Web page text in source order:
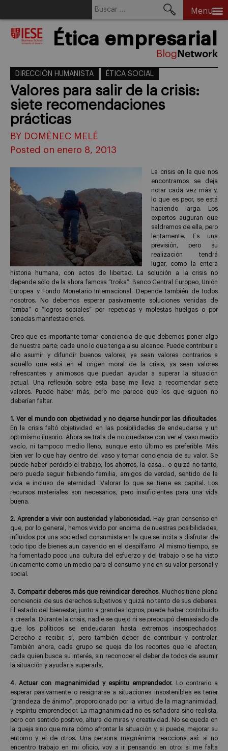
Menu
Ética empresarial
DIRECCIÓN HUMANISTA ÉTICA SOCIAL
Valores para salir de la crisis:
siete recomendaciones
prácticas
BY DOMÈNEC MELÉ
Posted on enero 8, 2013
La crisis en la que nos
encontramos se deja
notar cada vez más y,
lo que es peor, se está
haciendo larga. Los
expertos auguran que
saldremos de ella, pero
lentamente. Es una
previsión, pero su
realización tendrá
lugar, como la entera
historia humana, con actos de libertad. La solución a la crisis no
depende sólo de la ahora famosa “troika”: Banco Central Europeo, Unión
Europea y Fondo Monetario Internacional. Depende también de todos
nosotros. No debemos esperar pasivamente soluciones venidas de
“arriba” o “logros sociales” por repetidas y molestas huelgas o por
sonadas manifestaciones.
Creo que es importante tomar conciencia de que debemos poner algo
de nuestra parte; cada uno lo que tenga a su alcance. Puede contribuir a
ello asumir y difundir buenos valores; ya sean valores contrarios a
aquello que está en el origen moral de la crisis, ya sean valores
refrescantes y animosos que puedan ayudar a superar la situación
actual. Una reflexión sobre esta base me lleva a recomendar siete
valores. Puede haber más, pero me parece que los que siguen no
deberían faltar.
1. Ver el mundo con objetividad y no dejarse hundir por las dificultades.
En la crisis faltó objetividad en las posibilidades de endeudarse y un
optimismo ilusorio. Ahora se trata de no quedarse con ver el vaso medio
vacío, ni tampoco medio lleno, aunque esto último es preferible. Más
bien ver lo que hay dentro del vaso y tomar conciencia de su valor. Se
puede haber perdido el trabajo, los ahorros, la casa… o quizá no tanto,
pero puede seguir habiendo familia, amigos de verdad, sentido de la
vida e incluso de eternidad. Valorar lo que se tiene es capital. Los
recursos materiales son necesarios, pero insuficientes para una vida
buena.
2. Aprender a vivir con austeridad y laboriosidad. Hay gran consenso en
que, por lo general, hemos vivido por encima de nuestras posibilidades,
influidos por una sociedad consumista en la que se incita a disfrutar de
todo tipo de bienes aun cayendo en el despilfarro. Al mismo tiempo, se
ha fomentado poco una cultura del esfuerzo y del trabajo o se ha visto
únicamente como un medio para el consumo y no en su valor personal y
social.
3. Compartir deberes más que reivindicar derechos. Muchos tiene plena
conciencia de sus derechos subjetivos y quizá no tanto de sus deberes.
El estado del bienestar, junto a grandes logros, puede haber contribuido
a crearla. Durante la crisis, nadie se quejó ni se preocupó demasiado de
que los políticos se endeudaran hasta extremos insospechados.
Derecho a recibir, sí, pero también deber de contribuir y controlar.
También ahora, cada grupo se queja de los recortes que le afectan;
cada quien busca su interés, sin reconocer el deber de todos de asumir
la situación y ayudar a superarla.
4. Actuar con magnanimidad y espíritu emprendedor.
Lo contrario a
esperar pasivamente o resignarse a situaciones insostenibles es tener
“grandeza de ánimo”, proporcionado por la virtud de la magnanimidad,
y espíritu emprendedor. La magnanimidad no es soñadora sino realista,
pero con sentido positivo, altura de miras y creatividad. No se queda en
la queja sino que mira cómo afrontar la situación y, si puede, mejorar su
entorno y el de otros. Una persona magnánima reacciona así: si no
encentro trabajo en mi oficio, voy a ir pensando en otro; si me falta